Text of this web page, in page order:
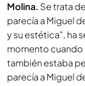
Molina. Se trata
parecía a Miguel
y su estética", ha
momento cuando
también estaba
parecía a Miguel